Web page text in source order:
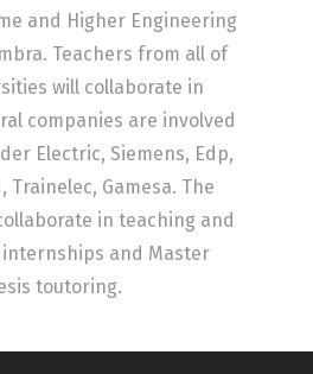
and Higher Engineering
Teachers from all of
will collaborate in
companies are involved
Electric, Siemens, Edp,
Trainelec, Gamesa. The
in teaching and
and Master
toutoring.